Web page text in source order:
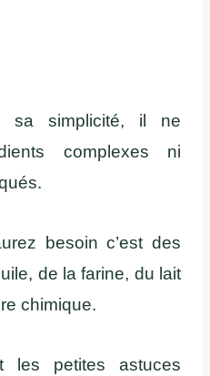
sa simplicité, il ne
complexes ni
besoin c’est des
de la farine, du lait
chimique.
les petites astuces